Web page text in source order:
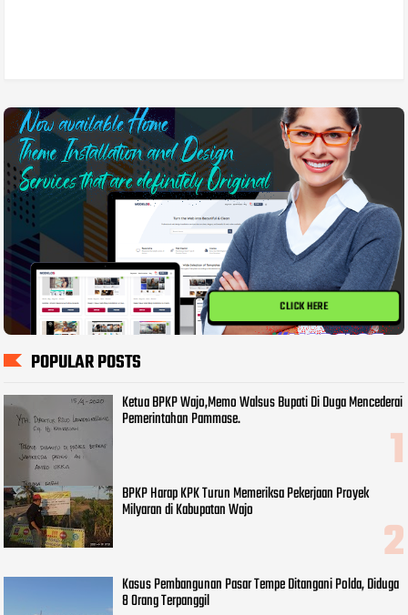
CLICK HERE
POPULAR POSTS
Ketua BPKP Wajo,Memo Walsus Bupati Di Duga Mencederai
Pemerintahan Pammase.
BPKP Harap KPK Turun Memeriksa Pekerjaan Proyek
Milyaran di Kabupatan Wajo
Kasus Pembangunan Pasar Tempe Ditangani Polda, Diduga
8 Orang Terpanggil